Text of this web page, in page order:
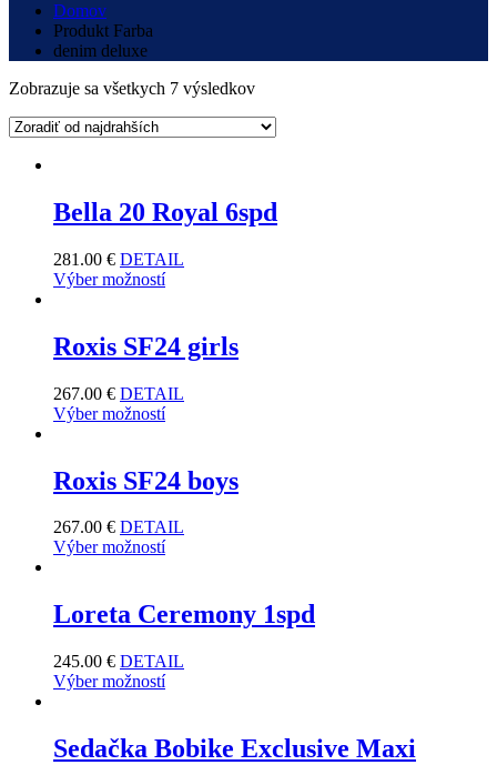
Domov
Produkt Farba
denim deluxe
Zobrazuje sa všetkych 7 výsledkov
Bella 20 Royal 6spd
281.00 € DETAIL
Výber možností
Roxis SF24 girls
267.00 € DETAIL
Výber možností
Roxis SF24 boys
267.00 € DETAIL
Výber možností
Loreta Ceremony 1spd
245.00 € DETAIL
Výber možností
Sedačka Bobike Exclusive Maxi